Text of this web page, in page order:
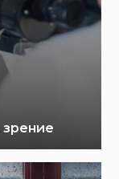
зрение